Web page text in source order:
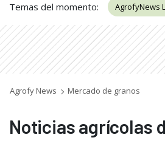
Temas del momento: AgrofyNews
Agrofy News Mercado de granos
Noticias agrícolas